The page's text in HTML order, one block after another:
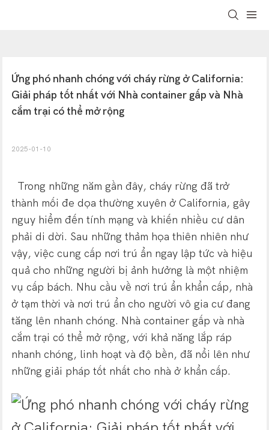
Ứng phó nhanh chóng với cháy rừng ở California:
Giải pháp tốt nhất với Nhà container gấp và Nhà
cắm trại có thể mở rộng
2025-01-10
Trong những năm gần đây, cháy rừng đã trở
thành mối đe dọa thường xuyên ở California, gây
nguy hiểm đến tính mạng và khiến nhiều cư dân
phải di dời. Sau những thảm họa thiên nhiên như
vậy, việc cung cấp nơi trú ẩn ngay lập tức và hiệu
quả cho những người bị ảnh hưởng là một nhiệm
vụ cấp bách. Nhu cầu về nơi trú ẩn khẩn cấp, nhà
ở tạm thời và nơi trú ẩn cho người vô gia cư đang
tăng lên nhanh chóng. Nhà container gấp và nhà
cắm trại có thể mở rộng, với khả năng lắp ráp
nhanh chóng, linh hoạt và độ bền, đã nổi lên như
những giải pháp tốt nhất cho nhà ở khẩn cấp.